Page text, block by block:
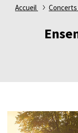
Fil
Accueil